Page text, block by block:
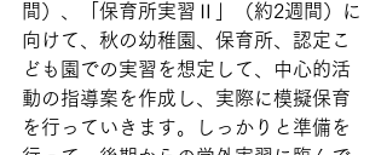
間）、「保育所実習Ⅱ」（約2週間）に
向けて、秋の幼稚園、保育所、認定こ
ども園での実習を想定して、中心的活
動の指導案を作成し、実際に模擬保育
を行っていきます。しっかりと準備を